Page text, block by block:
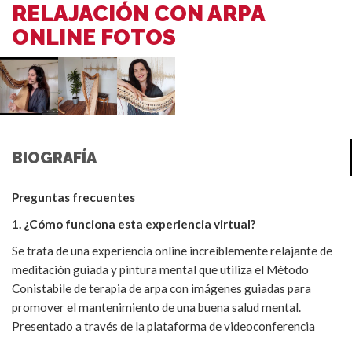
RELAJACIÓN CON ARPA
ONLINE FOTOS
BIOGRAFÍA
Preguntas frecuentes
1. ¿Cómo funciona esta experiencia virtual?
Se trata de una experiencia online increíblemente relajante de
meditación guiada y pintura mental que utiliza el Método
Conistabile de terapia de arpa con imágenes guiadas para
promover el mantenimiento de una buena salud mental.
Presentado a través de la plataforma de videoconferencia